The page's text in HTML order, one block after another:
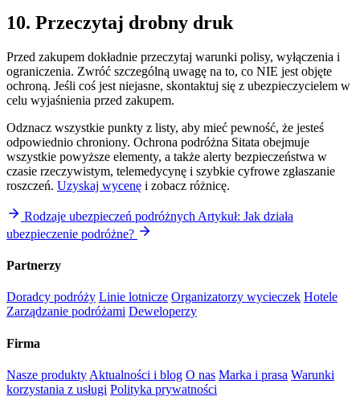
10. Przeczytaj drobny druk
Przed zakupem dokładnie przeczytaj warunki polisy, wyłączenia i
ograniczenia. Zwróć szczególną uwagę na to, co NIE jest objęte
ochroną. Jeśli coś jest niejasne, skontaktuj się z ubezpieczycielem w
celu wyjaśnienia przed zakupem.
Odznacz wszystkie punkty z listy, aby mieć pewność, że jesteś
odpowiednio chroniony. Ochrona podróżna Sitata obejmuje
wszystkie powyższe elementy, a także alerty bezpieczeństwa w
czasie rzeczywistym, telemedycynę i szybkie cyfrowe zgłaszanie
roszczeń. Uzyskaj wycenę i zobacz różnicę.
Rodzaje ubezpieczeń podróżnych Artykuł: Jak działa
ubezpieczenie podróżne?
Partnerzy
Doradcy podróży Linie lotnicze Organizatorzy wycieczek Hotele
Zarządzanie podróżami Deweloperzy
Firma
Nasze produkty Aktualności i blog O nas Marka i prasa Warunki
korzystania z usługi Polityka prywatności